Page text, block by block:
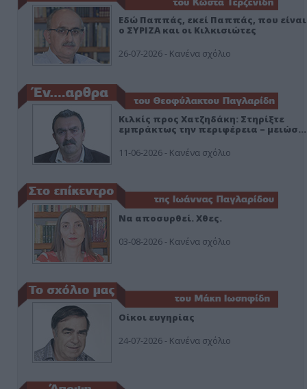
Εδώ Παππάς, εκεί Παππάς, που είναι
ο ΣΥΡΙΖΑ και οι Κιλκισιώτες
26-07-2026 - Κανένα σχόλιο
Κιλκίς προς Χατζηδάκη: Στηρίξτε
εμπράκτως την περιφέρεια – μειώσ…
11-06-2026 - Κανένα σχόλιο
Να αποσυρθεί. Χθες.
03-08-2026 - Κανένα σχόλιο
Οίκοι ευγηρίας
24-07-2026 - Κανένα σχόλιο